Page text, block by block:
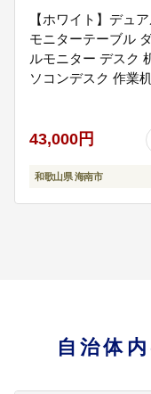
【ホワイト】デュ
モニターテーブル
ルモニター デスク
ソコンデスク 作業
43,000円
和歌山県 海南市
自治体